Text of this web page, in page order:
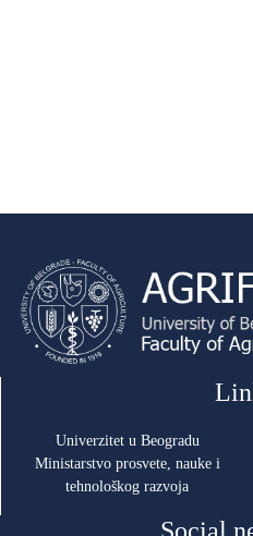
Univerzitet u Beogradu
Ministarstvo prosvete, nauke i
tehnološkog razvoja